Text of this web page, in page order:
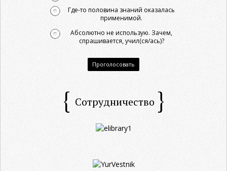
Где-то половина знаний оказалась
применимой.
Абсолютно не использую. Зачем,
спрашивается, учил(ся/ась)?
Проголосовать
Сотрудничество